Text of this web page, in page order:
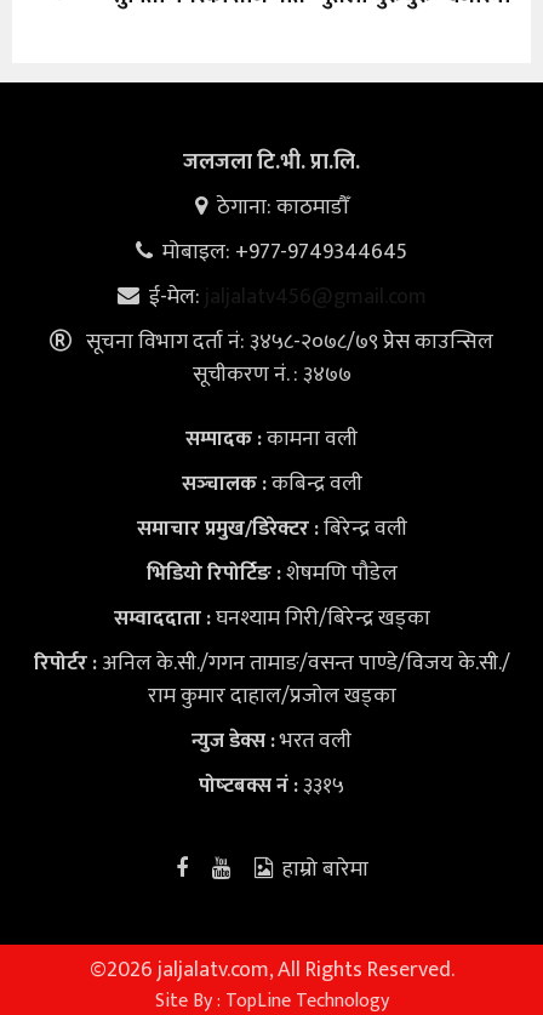
जलजला टि.भी. प्रा.लि.
ठेगाना: काठमाडौँ
मोबाइल: +977-9749344645
ई-मेल: jaljalatv456@gmail.com
सूचना विभाग दर्ता नं: ३४५८-२०७८/७९ प्रेस काउन्सिल
सूचीकरण नं. : ३४७७
सम्पादक :कामना वली
सञ्‍चालक :कबिन्द्र वली
समाचार प्रमुख/डिरेक्टर :बिरेन्द्र वली
भिडियोरिपोर्टिङ :शेषमणि पौडेल
सम्वाददाता :घनश्याम गिरी/बिरेन्द्र खड्का
रिपोर्टर :अनिल के.सी./गगन तामाङ/वसन्त पाण्डे/विजय के.सी./
राम कुमार दाहाल/प्रजोल खड्का
न्युज डेक्स:भरत वली
पोष्‍टबक्स नं :३३१५
हाम्रो बारेमा
©2026 jaljalatv.com, All Rights Reserved.
Site By : TopLine Technology